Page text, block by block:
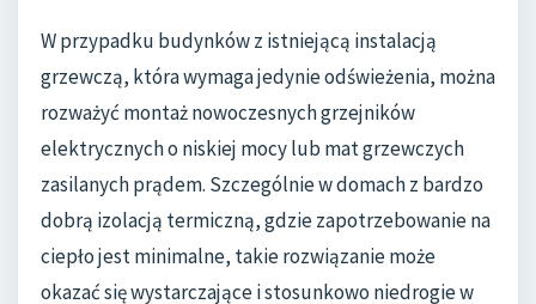
W przypadku budynków z istniejącą instalacją
grzewczą, która wymaga jedynie odświeżenia, można
rozważyć montaż nowoczesnych grzejników
elektrycznych o niskiej mocy lub mat grzewczych
zasilanych prądem. Szczególnie w domach z bardzo
dobrą izolacją termiczną, gdzie zapotrzebowanie na
ciepło jest minimalne, takie rozwiązanie może
okazać się wystarczające i stosunkowo niedrogie w